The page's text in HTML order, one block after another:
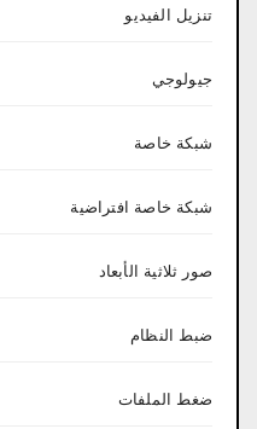
تنزيل الفيديو
جيولوجي
شبكة خاصة
شبكة خاصة افتراضية
صور ثلاثية الأبعاد
ضبط النظام
ضغط الملفات